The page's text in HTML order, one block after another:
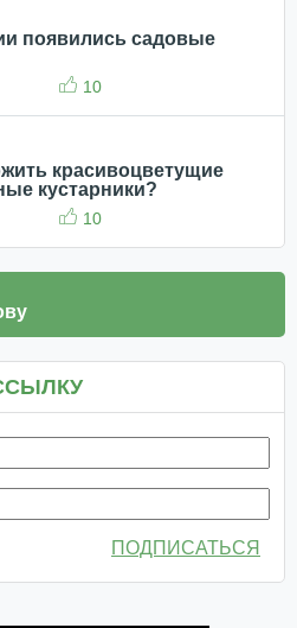
появились садовые
10
красивоцветущие
кустарники?
10
ПОДПИСАТЬСЯ